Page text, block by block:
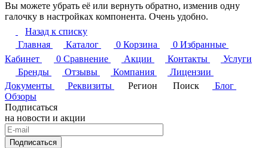
Вы можете убрать её или вернуть обратно, изменив одну
галочку в настройках компонента. Очень удобно.
Назад к списку
Главная
Каталог 0 Корзина 0 Избранные
Кабинет
0 Сравнение Акции Контакты
Услуги
Бренды
Отзывы Компания
Лицензии
Документы
Реквизиты Регион Поиск
Блог
Обзоры
Подписаться
на новости и акции
Подписаться